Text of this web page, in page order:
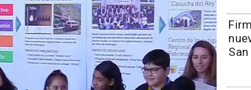
San